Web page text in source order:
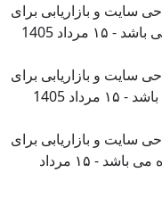
سایت و بازاریابی برای
شرکت یکتا پرداز در حال نگارش می باشد - ۱۵ مرداد 1405
سایت و بازاریابی برای
شرکت یکتا پرداز در حال انجام می باشد - ۱۵ مرداد 1405
سایت و بازاریابی برای
شرکت یکتا پرداز قیمت گذاری شده می باشد - ۱۵ مرداد